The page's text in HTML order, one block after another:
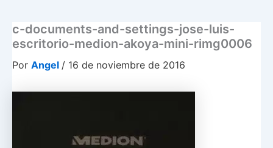
c-documents-and-settings-jose-luis-
escritorio-medion-akoya-mini-rimg0006
Por Angel / 16 de noviembre de 2016